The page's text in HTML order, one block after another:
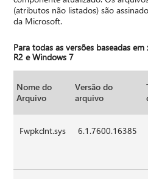
(atributos não listados) são
da Microsoft.
Para todas as versões baseadas
R2 e Windows 7
Nome do
Arquivo
Versão do
arquivo
Fwpkclnt.sys 6.1.7600.16385